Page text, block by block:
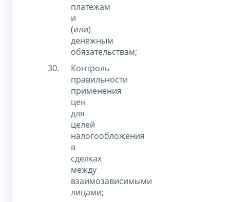
платежам
и
(или)
денежным
обязательствам;
Контроль
правильности
применения
цен
для
целей
налогообложения
в
сделках
между
взаимозависимыми
лицами;